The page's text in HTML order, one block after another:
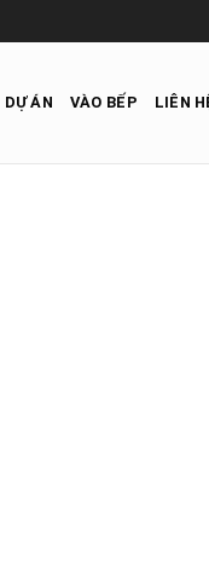
DỰ ÁN VÀO BẾP LIÊN